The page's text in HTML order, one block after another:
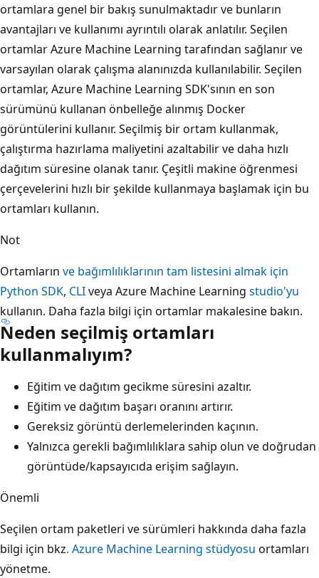
ortamlara genel bir bakış sunulmaktadır ve bunların
avantajları ve kullanımı ayrıntılı olarak anlatılır. Seçilen
ortamlar Azure Machine Learning tarafından sağlanır ve
varsayılan olarak çalışma alanınızda kullanılabilir. Seçilen
ortamlar, Azure Machine Learning SDK'sının en son
sürümünü kullanan önbelleğe alınmış Docker
görüntülerini kullanır. Seçilmiş bir ortam kullanmak,
çalıştırma hazırlama maliyetini azaltabilir ve daha hızlı
dağıtım süresine olanak tanır. Çeşitli makine öğrenmesi
çerçevelerini hızlı bir şekilde kullanmaya başlamak için bu
ortamları kullanın.
Not
Ortamların ve bağımlılıklarının tam listesini almak için
Python SDK, CLIveya Azure Machine Learning studio'yu
kullanın. Daha fazla bilgi için ortamlar makalesine bakın.
Neden seçilmiş ortamları
kullanmalıyım?
Eğitim ve dağıtım gecikme süresini azaltır.
Eğitim ve dağıtım başarı oranını artırır.
Gereksiz görüntü derlemelerinden kaçının.
Yalnızca gerekli bağımlılıklara sahip olun ve doğrudan
görüntüde/kapsayıcıda erişim sağlayın.
Önemli
Seçilen ortam paketleri ve sürümleri hakkında daha fazla
bilgi için bkz. Azure Machine Learning stüdyosu ortamları
yönetme.